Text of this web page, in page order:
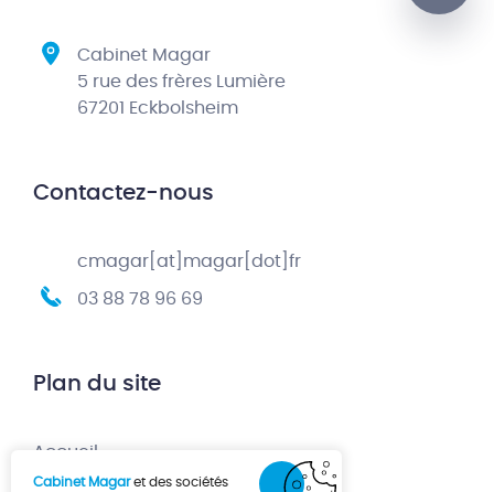
Cabinet Magar
5 rue des frères Lumière
67201 Eckbolsheim
Contactez-nous
cmagar[at]magar[dot]fr
03 88 78 96 69
Plan du site
Accueil
Cabinet Magaret des sociétés